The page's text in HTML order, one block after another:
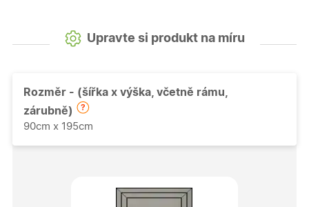
Upravte si produkt na míru
Rozměr - (šířka x výška, včetně rámu,
zárubně)
90cm x 195cm